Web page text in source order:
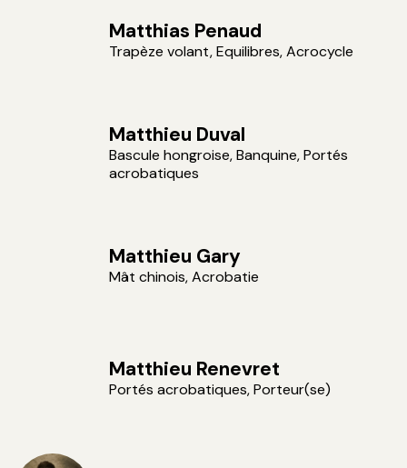
Matthias Penaud
Trapèze volant, Equilibres, Acrocycle
Matthieu Duval
Bascule hongroise, Banquine, Portés
acrobatiques
Matthieu Gary
Mât chinois, Acrobatie
Matthieu Renevret
Portés acrobatiques, Porteur(se)